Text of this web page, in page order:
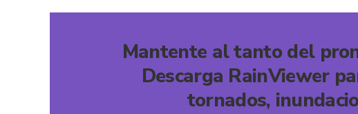
Mantente al tanto del
Descarga RainViewer
tornados,